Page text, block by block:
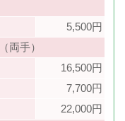
5,500円
両手）
16,500円
7,700円
22,000円